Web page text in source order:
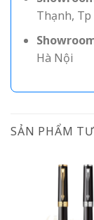
Thạnh, Tp
Hà Nội
SẢN PHẨM